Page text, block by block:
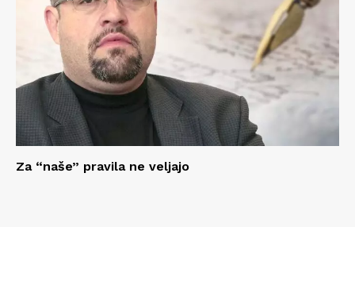
Za “naše” pravila ne veljajo